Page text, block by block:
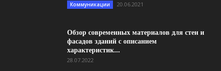
Коммуникации 20.06.2021
Обзор современных материалов для стен и
фасадов зданий с описанием
характеристик...
28.07.2022